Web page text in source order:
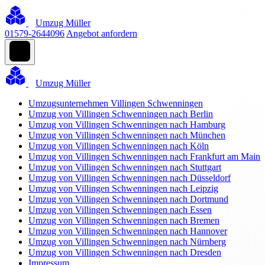
Umzug Müller
01579-2644096 Angebot anfordern
Umzug Müller
Umzugsunternehmen Villingen Schwenningen
Umzug von Villingen Schwenningen nach Berlin
Umzug von Villingen Schwenningen nach Hamburg
Umzug von Villingen Schwenningen nach München
Umzug von Villingen Schwenningen nach Köln
Umzug von Villingen Schwenningen nach Frankfurt am Main
Umzug von Villingen Schwenningen nach Stuttgart
Umzug von Villingen Schwenningen nach Düsseldorf
Umzug von Villingen Schwenningen nach Leipzig
Umzug von Villingen Schwenningen nach Dortmund
Umzug von Villingen Schwenningen nach Essen
Umzug von Villingen Schwenningen nach Bremen
Umzug von Villingen Schwenningen nach Hannover
Umzug von Villingen Schwenningen nach Nürnberg
Umzug von Villingen Schwenningen nach Dresden
Impressum